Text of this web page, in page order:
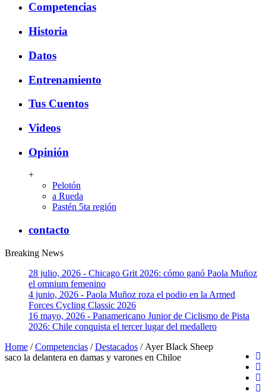
Competencias
Historia
Datos
Entrenamiento
Tus Cuentos
Videos
Opinión
+
Pelotón
a Rueda
Pastén 5ta región
contacto
Breaking News
28 julio, 2026 - Chicago Grit 2026: cómo ganó Paola Muñoz
el omnium femenino
4 junio, 2026 - Paola Muñoz roza el podio en la Armed
Forces Cycling Classic 2026
16 mayo, 2026 - Panamericano Junior de Ciclismo de Pista
2026: Chile conquista el tercer lugar del medallero
Home /Competencias /Destacados / Ayer Black Sheep
saco la delantera en damas y varones en Chiloe